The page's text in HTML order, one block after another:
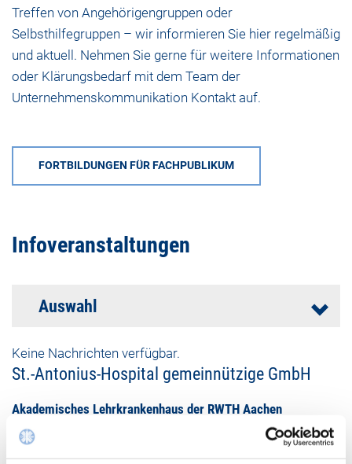
Treffen von Angehörigengruppen oder
Selbsthilfegruppen – wir informieren Sie hier regelmäßig
und aktuell. Nehmen Sie gerne für weitere Informationen
oder Klärungsbedarf mit dem Team der
Unternehmenskommunikation Kontakt auf.
FORTBILDUNGEN FÜR FACHPUBLIKUM
Infoveranstaltungen
Auswahl
Keine Nachrichten verfügbar.
St.-Antonius-Hospital gemeinnützige GmbH
Akademisches Lehrkrankenhaus der RWTH Aachen
Dechant-Deckers-Str. 8
52249 Eschweiler